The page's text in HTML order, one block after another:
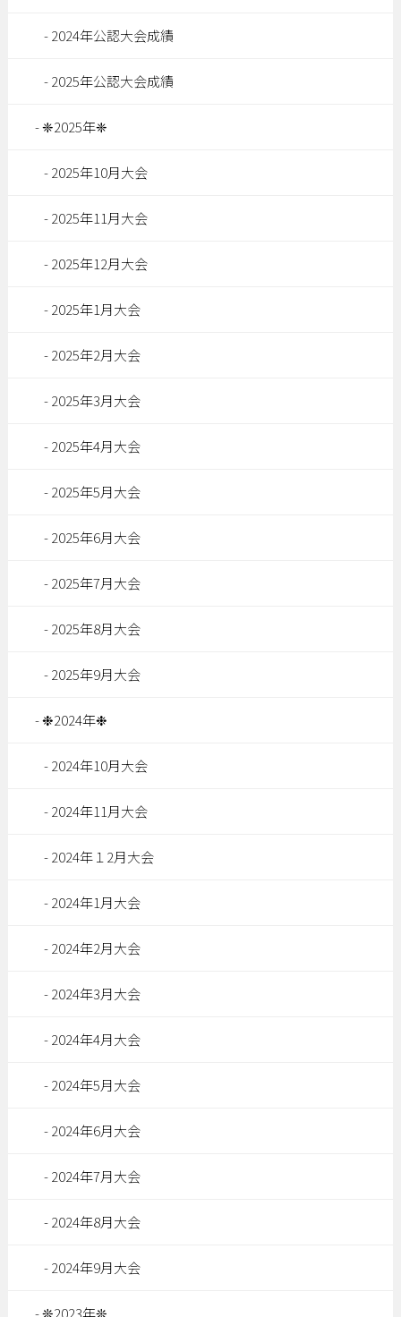
2024年公認大会成績
2025年公認大会成績
❈2025年❈
2025年10月大会
2025年11月大会
2025年12月大会
2025年1月大会
2025年2月大会
2025年3月大会
2025年4月大会
2025年5月大会
2025年6月大会
2025年7月大会
2025年8月大会
2025年9月大会
❉2024年❉
2024年10月大会
2024年11月大会
2024年１2月大会
2024年1月大会
2024年2月大会
2024年3月大会
2024年4月大会
2024年5月大会
2024年6月大会
2024年7月大会
2024年8月大会
2024年9月大会
❊2023年❊